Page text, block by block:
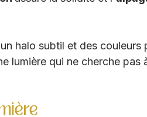
halo subtil et des couleurs
lumière qui ne cherche pas